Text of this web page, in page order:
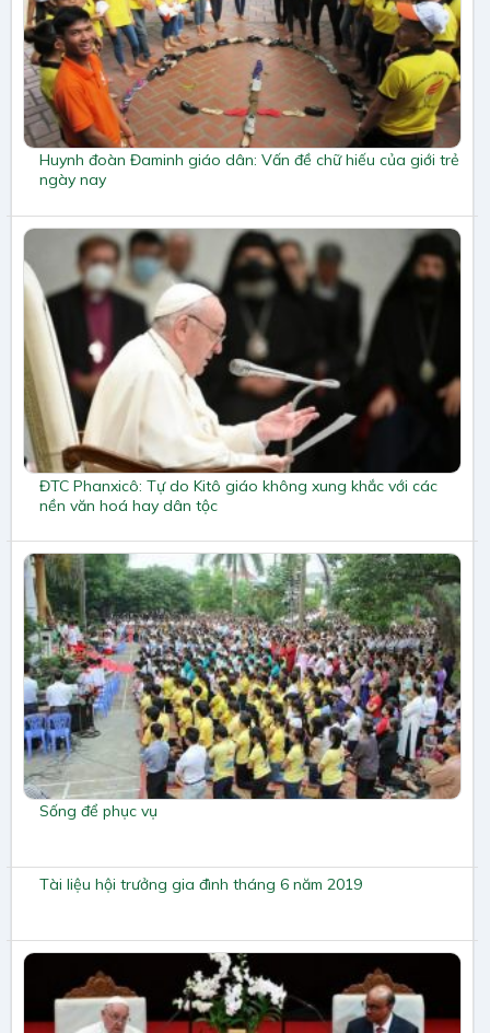
Huynh đoàn Đaminh giáo dân: Vấn đề chữ hiếu của giới trẻ
ngày nay
ĐTC Phanxicô: Tự do Kitô giáo không xung khắc với các
nền văn hoá hay dân tộc
Sống để phục vụ
Tài liệu hội trưởng gia đình tháng 6 năm 2019